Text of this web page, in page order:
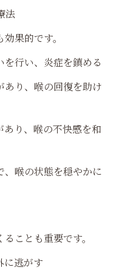
法
果的です。
行い、炎症を鎮める
あり、喉の回復を助け
あり、喉の不快感を和
、喉の状態を穏やかに
ことも重要です。
に逃がす